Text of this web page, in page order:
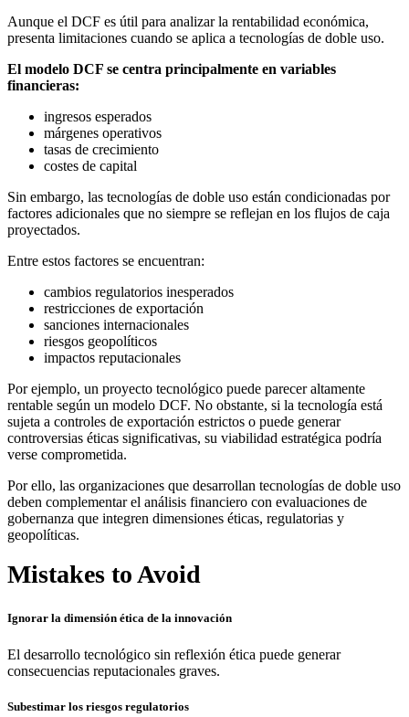
Aunque el DCF es útil para analizar la rentabilidad económica,
presenta limitaciones cuando se aplica a tecnologías de doble uso.
El modelo DCF se centra principalmente en variables
financieras:
ingresos esperados
márgenes operativos
tasas de crecimiento
costes de capital
Sin embargo, las tecnologías de doble uso están condicionadas por
factores adicionales que no siempre se reflejan en los flujos de caja
proyectados.
Entre estos factores se encuentran:
cambios regulatorios inesperados
restricciones de exportación
sanciones internacionales
riesgos geopolíticos
impactos reputacionales
Por ejemplo, un proyecto tecnológico puede parecer altamente
rentable según un modelo DCF. No obstante, si la tecnología está
sujeta a controles de exportación estrictos o puede generar
controversias éticas significativas, su viabilidad estratégica podría
verse comprometida.
Por ello, las organizaciones que desarrollan tecnologías de doble uso
deben complementar el análisis financiero con evaluaciones de
gobernanza que integren dimensiones éticas, regulatorias y
geopolíticas.
Mistakes to Avoid
Ignorar la dimensión ética de la innovación
El desarrollo tecnológico sin reflexión ética puede generar
consecuencias reputacionales graves.
Subestimar los riesgos regulatorios